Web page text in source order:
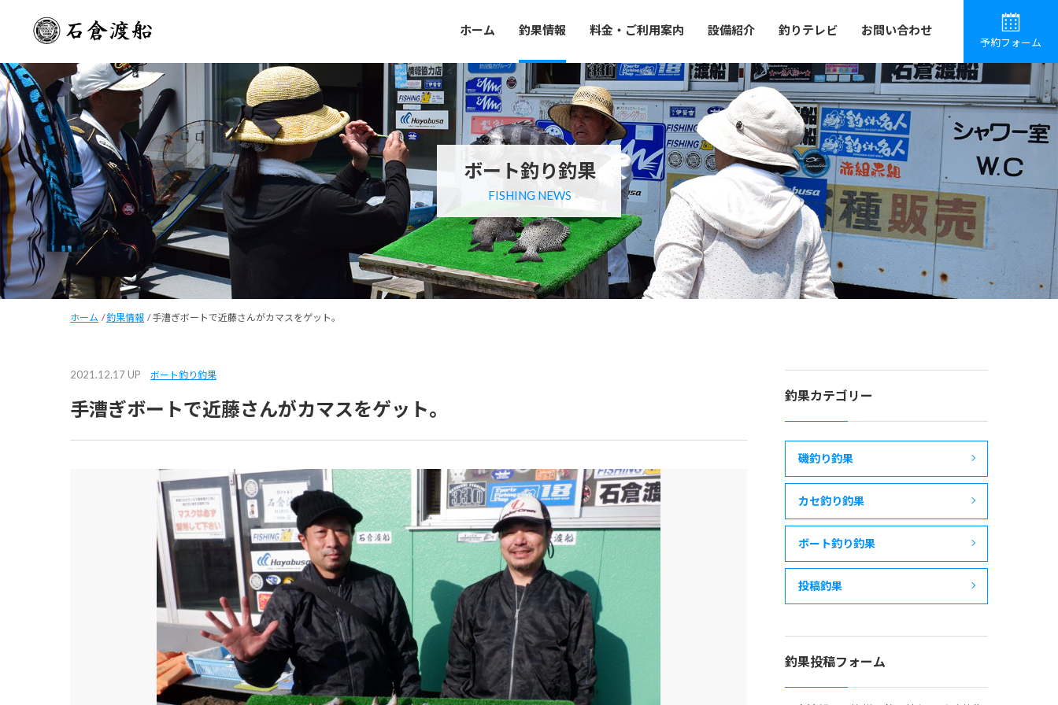
ホーム 釣果情報 料金・ご利用案内 設備紹介 釣りテレビ お問い合わせ
予約フォーム
ボート釣り釣果
FISHING NEWS
ホーム /釣果情報 /手漕ぎボートで近藤さんがカマスをゲット。
2021.12.17 UP ボート釣り釣果
手漕ぎボートで近藤さんがカマスをゲット。
釣果カテゴリー
磯釣り釣果
カセ釣り釣果
ボート釣り釣果
投稿釣果
釣果投稿フォーム